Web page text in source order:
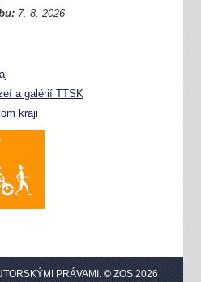
7. 8. 2026
a galérií TTSK
kraji
PRÁVAMI. © ZOS 2026